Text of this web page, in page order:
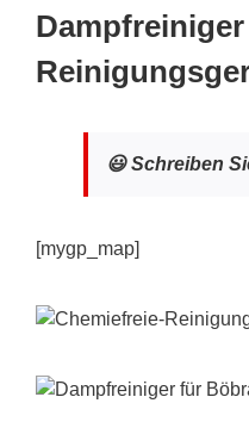
😃 Schreiben
[mygp_map]